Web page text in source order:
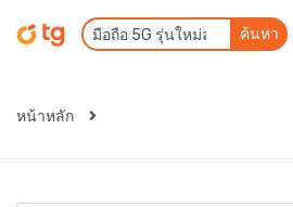
ค้นหา
หน้าหลัก